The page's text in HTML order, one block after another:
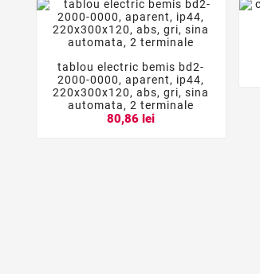
  
tablou electric bemis bd2-
2000-0000, aparent, ip44,
220x300x120, abs, gri, sina
automata, 2 terminale
80,86 lei